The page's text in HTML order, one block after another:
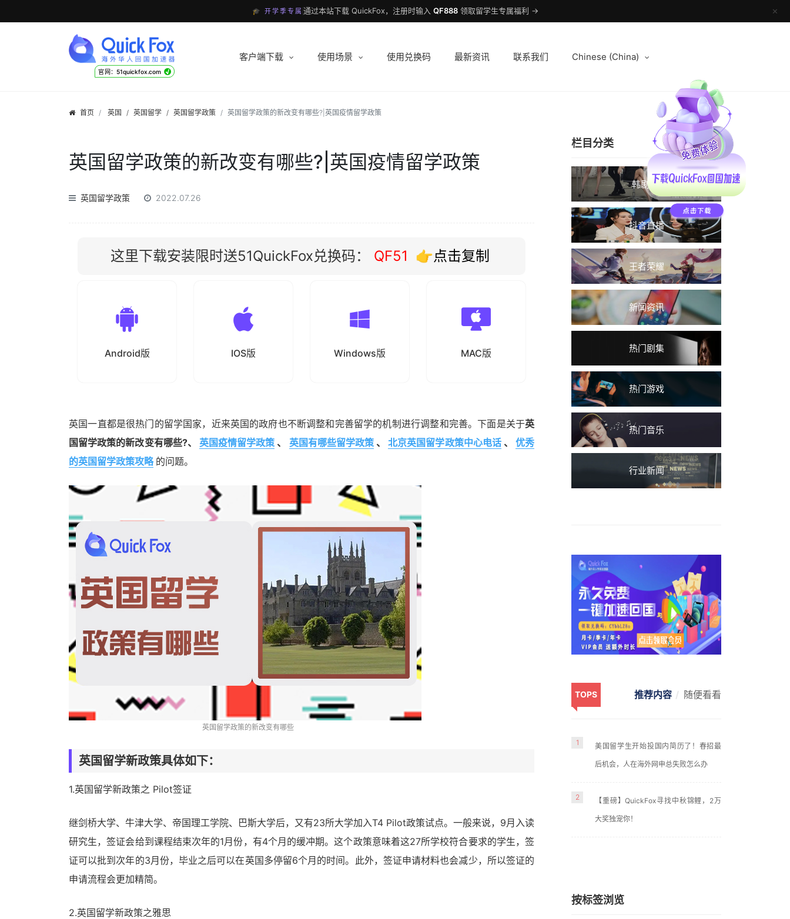
🎓 开学季专属 通过本站下载 QuickFox，注册时输入 QF888领取留学生专属福利 → ✕
官网：51quickfox.com √
客户端下载 使用场景 使用兑换码 最新资讯 联系我们 Chinese (China)
首页 英国 / 英国留学 / 英国留学政策 英国留学政策的新改变有哪些?|英国疫情留学政策
英国留学政策的新改变有哪些?|英国疫情留学政策
英国留学政策 2022.07.26
这里下载安装限时送51QuickFox兑换码： QF51 👉点击复制
Android版 IOS版 Windows版 MAC版
英国一直都是很热门的留学国家，近来英国的政府也不断调整和完善留学的机制进行调整和完善。下面是关于英
国留学政策的新改变有哪些?、
英国疫情留学政策 、 英国有哪些留学政策 、 北京英国留学政策中心电话 、
优秀
的英国留学政策攻略 的问题。
英国留学政策的新改变有哪些
英国留学新政策具体如下：
1.英国留学新政策之 Pilot签证
继剑桥大学、牛津大学、帝国理工学院、巴斯大学后，又有23所大学加入T4 Pilot政策试点。一般来说，9月入读
研究生，签证会给到课程结束次年的1月份，有4个月的缓冲期。这个政策意味着这27所学校符合要求的学生，签
证可以批到次年的3月份，毕业之后可以在英国多停留6个月的时间。此外，签证申请材料也会减少，所以签证的
申请流程会更加精简。
2.英国留学新政策之雅思
栏目分类
韩剧TV
抖音直播
王者荣耀
新闻资讯
热门剧集
热门游戏
热门音乐
行业新闻
TOPS 推荐内容 随便看看
1 美国留学生开始投国内简历了！春招最
后机会，人在海外网申总失败怎么办
2 【重磅】QuickFox寻找中秋锦鲤，2万
大奖独宠你！
按标签浏览